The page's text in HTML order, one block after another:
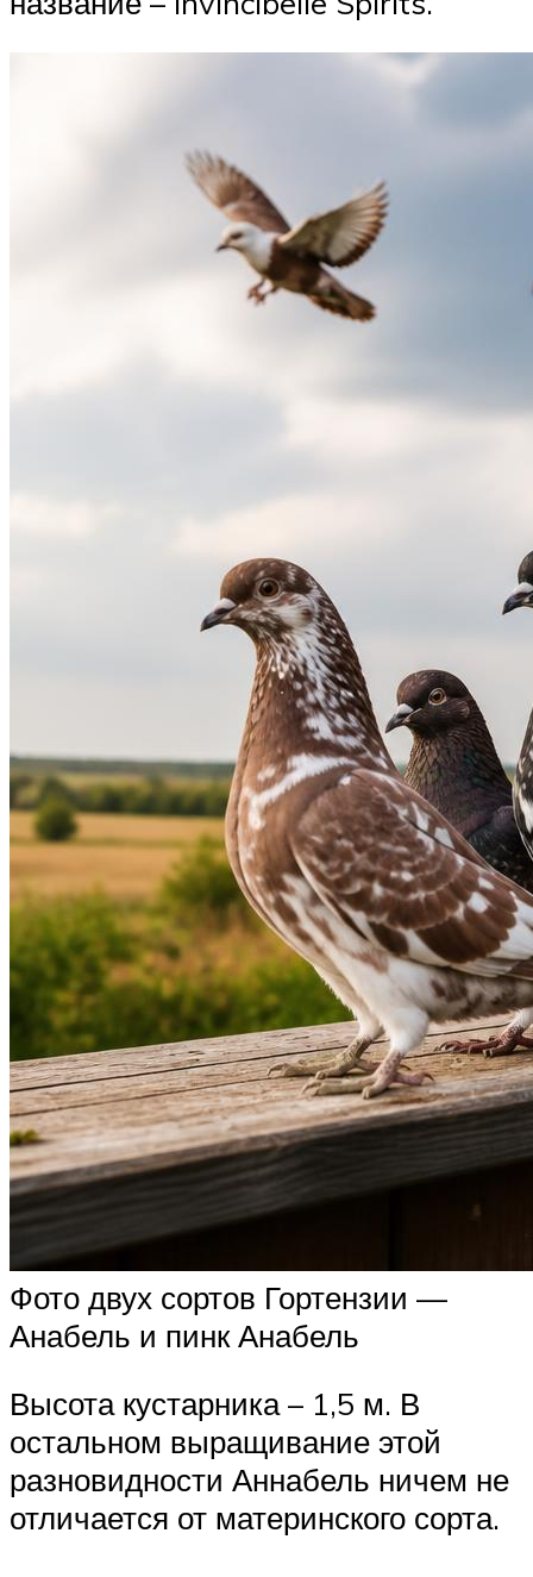
Фото двух сортов Гортензии —
Анабель и пинк Анабель
Высота кустарника – 1,5 м. В
остальном выращивание этой
разновидности Аннабель ничем не
отличается от материнского сорта.